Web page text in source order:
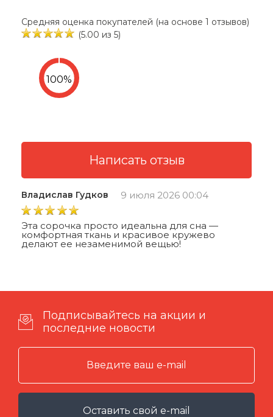
Средняя оценка покупателей (на основе 1 отзывов)
(5.00 из 5)
Владислав Гудков 9 июля 2026 00:04
Эта сорочка просто идеальна для сна —
комфортная ткань и красивое кружево
делают ее незаменимой вещью!
Подписывайтесь на акции и
последние новости
Оставить свой e-mail